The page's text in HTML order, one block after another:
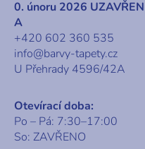
0. únoru 2026 UZAVŘEN
A
+420 602 360 535
info@barvy-tapety.cz
U Přehrady 4596/42A
Otevírací doba:
Po – Pá: 7:30–17:00
So: ZAVŘENO